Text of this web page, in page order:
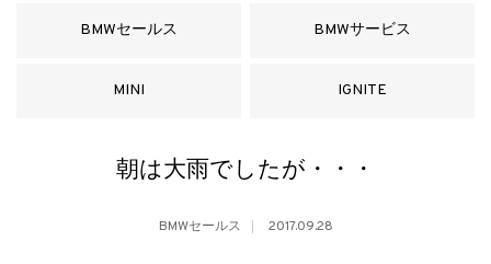
BMWセールス BMWサービス
MINI IGNITE
朝は大雨でしたが・・・
BMWセールス 2017.09.28